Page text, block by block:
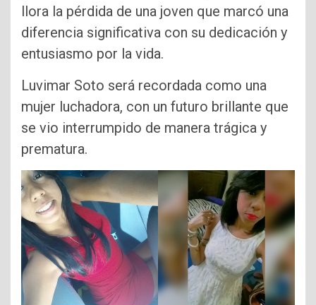
llora la pérdida de una joven que marcó una
diferencia significativa con su dedicación y
entusiasmo por la vida.
Luvimar Soto será recordada como una
mujer luchadora, con un futuro brillante que
se vio interrumpido de manera trágica y
prematura.